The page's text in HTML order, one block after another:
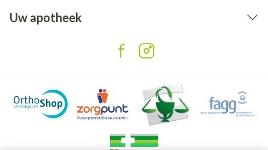
Uw apotheek